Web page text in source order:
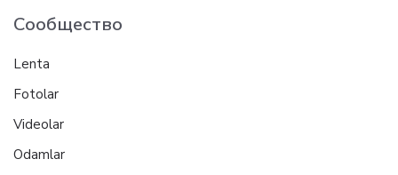
Сообщество
Lenta
Fotolar
Videolar
Odamlar